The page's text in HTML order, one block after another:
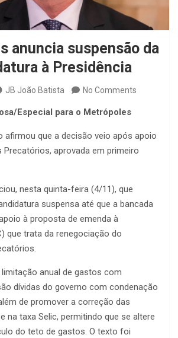
anuncia suspensão da
à Presidência
JB João Batista No Comments
Especial para o Metrópoles
afirmou que a decisão veio após apoio
Precatórios, aprovada em primeiro
nesta quinta-feira (4/11), que
suspensa até que a bancada
à proposta de emenda à
que trata da renegociação do
anual de gastos com
dívidas do governo com condenação
de promover a correção das
na taxa Selic, permitindo que se altere
do teto de gastos. O texto foi